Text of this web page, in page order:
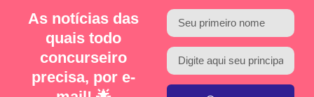
As notícias das
quais todo
concurseiro
precisa, por e-